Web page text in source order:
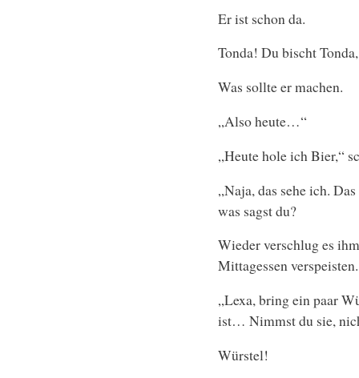
Er ist schon da.
Tonda! Du bischt
Was sollte er machen.
„Also heute…“
„Heute hole ich Bier,“
„Naja, das sehe ich.
was sagst du?
Wieder verschlug es
Mittagessen verspeisten.
„Lexa, bring ein paar
ist… Nimmst du sie,
Würstel!